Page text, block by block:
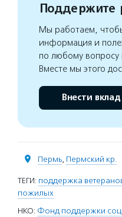
Поддержите
Мы работаем,
информация и
по любому вопросу
Вместе мы этого
Внести вклад
Пермь, Пермский кр.
ТЕГИ: поддержка
пожилых
НКО: Фонд поддержки